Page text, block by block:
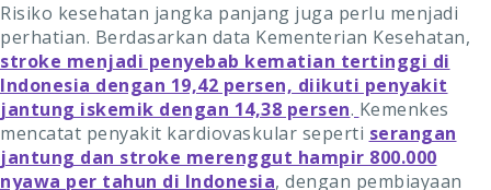
Risiko kesehatan jangka panjang juga perlu menjadi
perhatian. Berdasarkan data Kementerian Kesehatan,
stroke menjadi penyebab kematian tertinggi di
Indonesia dengan 19,42 persen, diikuti penyakit
jantung iskemik dengan 14,38 persen. Kemenkes
mencatat penyakit kardiovaskular seperti serangan
jantung dan stroke merenggut hampir 800.000
nyawa per tahun di Indonesia, dengan pembiayaan